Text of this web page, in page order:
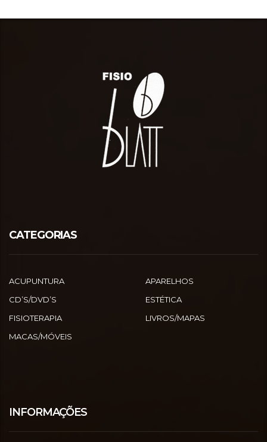
CATEGORIAS
ACUPUNTURA
APARELHOS
CD’S/DVD’S
ESTÉTICA
FISIOTERAPIA
LIVROS/MAPAS
MACAS/MÓVEIS
INFORMAÇÕES